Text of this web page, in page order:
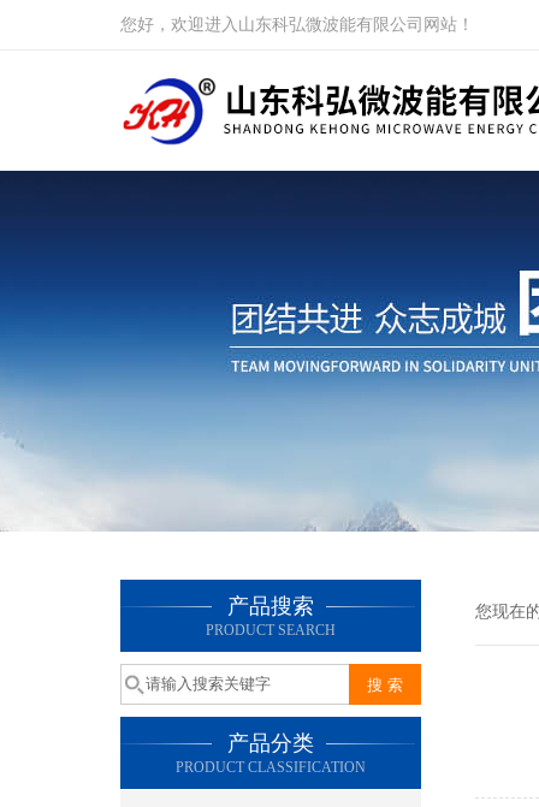
您好，欢迎进入山东科弘微波能有限公司网站！
产品搜索
PRODUCT SEARCH
产品分类
PRODUCT CLASSIFICATION
您现在